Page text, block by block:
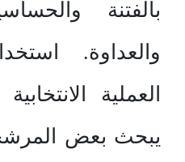
بالفتنة
والعداوة.
العملية
يبحث بعض